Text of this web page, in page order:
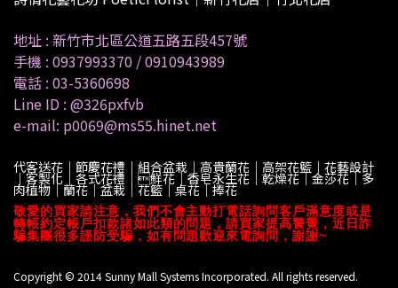
地址 : 新竹市北區公道五路五段457號
手機 : 0937993370 /0910943989
電話 : 03-5360698
Line ID : @326pxfvb
e-mail: p0069@ms55.hinet.net
代客送花｜節慶花禮｜組合盆栽｜高貴蘭花｜高架花籃｜花藝設計
｜客製化｜各式花禮｜鮮花｜香皂永生花｜乾燥花｜金莎花｜多
肉植物｜蘭花｜盆栽｜花籃｜桌花｜捧花
敬愛的買家請注意，我們不會主動打電話詢問客戶滿意度或是
轉帳約定帳戶扣款諸如此類的問題，請買家提高警覺，近日詐
騙集團很多謹防受騙，如有問題歡迎來電詢問，謝謝~
Copyright © 2014 Sunny Mall Systems Incorporated. All rights reserved.